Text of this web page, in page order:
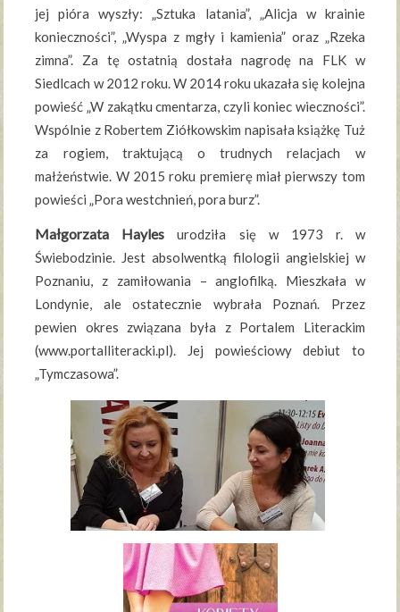
jej pióra wyszły: „Sztuka latania”, „Alicja w krainie
konieczności”, „Wyspa z mgły i kamienia” oraz „Rzeka
zimna”. Za tę ostatnią dostała nagrodę na FLK w
Siedlcach w 2012 roku. W 2014 roku ukazała się kolejna
powieść „W zakątku cmentarza, czyli koniec wieczności”.
Wspólnie z Robertem Ziółkowskim napisała książkę Tuż
za rogiem, traktującą o trudnych relacjach w
małżeństwie. W 2015 roku premierę miał pierwszy tom
powieści „Pora westchnień, pora burz”.
Małgorzata Hayles urodziła się w 1973 r. w
Świebodzinie. Jest absolwentką filologii angielskiej w
Poznaniu, z zamiłowania – anglofilką. Mieszkała w
Londynie, ale ostatecznie wybrała Poznań. Przez
pewien okres związana była z Portalem Literackim
(www.portalliteracki.pl). Jej powieściowy debiut to
„Tymczasowa”.